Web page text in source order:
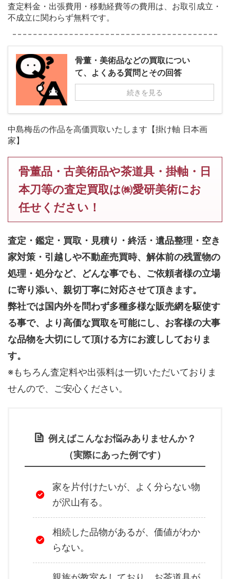
査定料金・出張費用・移動経費等の費用は、お取引成立・
不成立に関わらず無料です。
骨董・美術品などの買取につい
て、よくある質問とその回答
続きを見る
中島梅岳の作品を高価買取いたします【掛け軸 日本画
家】
骨董品・古美術品や茶道具・掛軸・日
本刀等の査定買取は㈱愛研美術にお
任せください！
査定・鑑定・買取・見積り・終活・遺品整理・空き
家対策・引越しや不動産売買時、解体前の残置物の
処理・処分など、どんな事でも、 ご依頼者様の立場
に寄り添い、親切丁寧に対応させて頂きます。
弊社では国内外を問わず多種多様な販売網を駆使す
る事で、より高価な買取を可能にし、お客様の大事
な品物を大切にして頂ける方にお渡ししておりま
す。
※もちろん査定料や出張料は一切いただいておりま
せんので、ご安心ください。
例えばこんなお悩みありませんか？
（実際にあった例です）
家を片付けたいが、よく分らない物
が沢山有る。
相続した品物があるが、価値がわか
らない。